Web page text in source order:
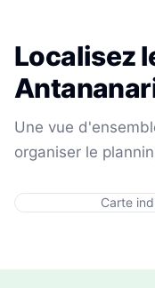
Localisez
Une vue
organiser le
Carte